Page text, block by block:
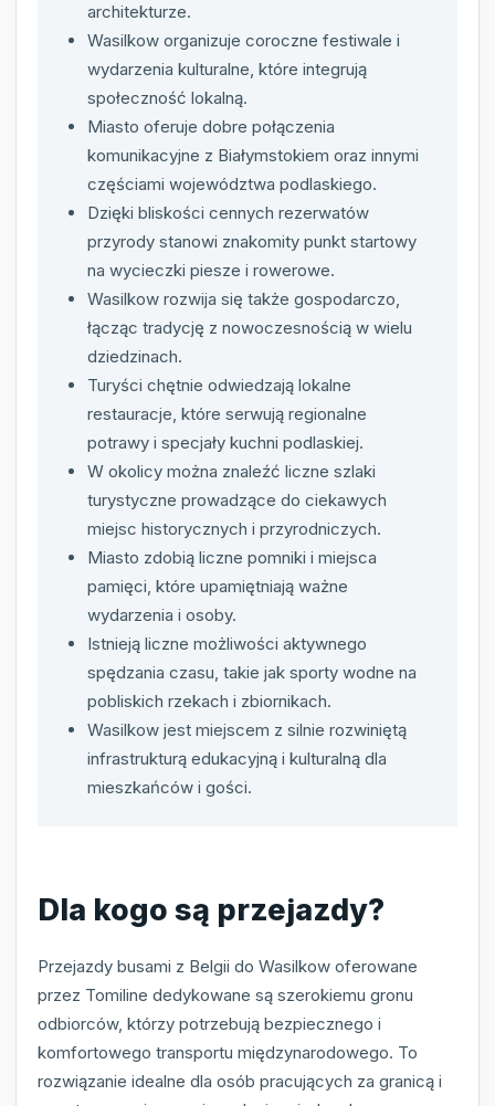
architekturze.
Wasilkow organizuje coroczne festiwale i
wydarzenia kulturalne, które integrują
społeczność lokalną.
Miasto oferuje dobre połączenia
komunikacyjne z Białymstokiem oraz innymi
częściami województwa podlaskiego.
Dzięki bliskości cennych rezerwatów
przyrody stanowi znakomity punkt startowy
na wycieczki piesze i rowerowe.
Wasilkow rozwija się także gospodarczo,
łącząc tradycję z nowoczesnością w wielu
dziedzinach.
Turyści chętnie odwiedzają lokalne
restauracje, które serwują regionalne
potrawy i specjały kuchni podlaskiej.
W okolicy można znaleźć liczne szlaki
turystyczne prowadzące do ciekawych
miejsc historycznych i przyrodniczych.
Miasto zdobią liczne pomniki i miejsca
pamięci, które upamiętniają ważne
wydarzenia i osoby.
Istnieją liczne możliwości aktywnego
spędzania czasu, takie jak sporty wodne na
pobliskich rzekach i zbiornikach.
Wasilkow jest miejscem z silnie rozwiniętą
infrastrukturą edukacyjną i kulturalną dla
mieszkańców i gości.
Dla kogo są przejazdy?
Przejazdy busami z Belgii do Wasilkow oferowane
przez Tomiline dedykowane są szerokiemu gronu
odbiorców, którzy potrzebują bezpiecznego i
komfortowego transportu międzynarodowego. To
rozwiązanie idealne dla osób pracujących za granicą i